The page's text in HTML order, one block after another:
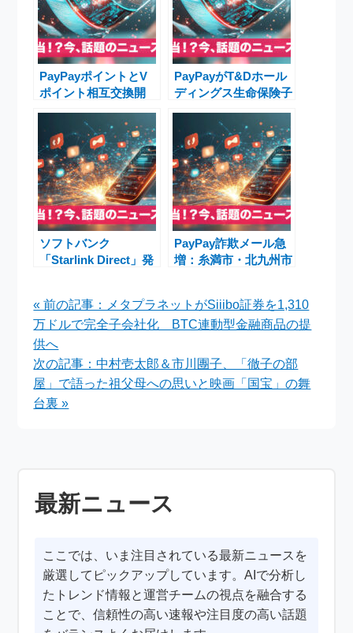
PayPayポイントとV
ポイント相互交換開
交換でポイ活革命
PayPayがT&Dホール
ディングス生命保険子
1600億円規模で生命
保険事業に本格参入
ソフトバンク
「Starlink Direct」発
PayPay詐欺メール急
増：糸満市・北九州市
化
« 前の記事：メタプラネットがSiiibo証券を1,310
万ドルで完全子会社化 BTC連動型金融商品の提
供へ
次の記事：中村壱太郎＆市川團子、「徹子の部
屋」で語った祖父母への思いと映画「国宝」の舞
台裏 »
最新ニュース
ここでは、いま注目されている最新ニュースを
厳選してピックアップしています。AIで分析し
たトレンド情報と運営チームの視点を融合する
ことで、信頼性の高い速報や注目度の高い話題